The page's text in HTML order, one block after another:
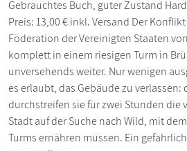
Gebrauchtes Buch, guter Zustand
Preis: 13,00 € inkl. Versand Der
Föderation der Vereinigten Staaten
komplett in einem riesigen Turm in
unversehends weiter. Nur wenigen
es erlaubt, das Gebäude zu verlassen:
durchstreifen sie für zwei Stunden die
Stadt auf der Suche nach Wild, mit
Turms ernähren müssen. Ein